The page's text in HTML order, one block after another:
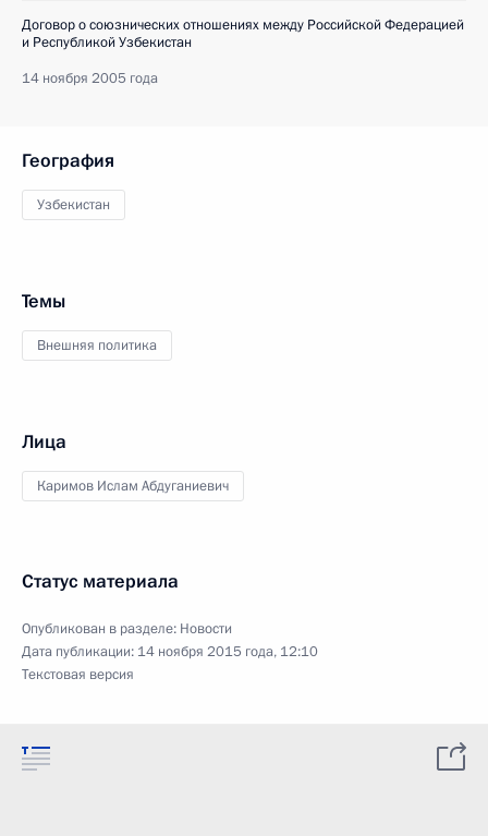
Договор о союзнических отношениях между Российской Федерацией
и Республикой Узбекистан
14 ноября 2005 года
География
Узбекистан
Темы
Внешняя политика
Лица
Каримов Ислам Абдуганиевич
Статус материала
Опубликован в разделе: Новости
Дата публикации: 14 ноября 2015 года, 12:10
Текстовая версия